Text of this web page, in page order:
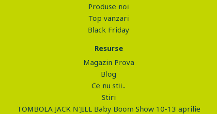
Produse noi
Top vanzari
Black Friday
Resurse
Magazin Prova
Blog
Ce nu stii..
Stiri
TOMBOLA JACK N'JILL Baby Boom Show 10-13 aprilie